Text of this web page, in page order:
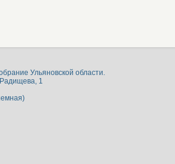
Ульяновской области.
1